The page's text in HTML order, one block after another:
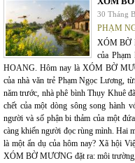
30 Tháng
PHẠM
XÓM BỜ
của
HOANG. Hôm nay là XÓM BỜ
của nhà văn trẻ Phạm Ngọc Lương,
năm trước, nhà phê bình Thụy Khuê
chết của một dòng sông song hành
người và số phận bi thảm của một
càng khiến người đọc rùng mình. Hai
là một ẩn dụ của hôm nay? Xã hội
XÓM BỜ MƯƠNG đặt ra: môi